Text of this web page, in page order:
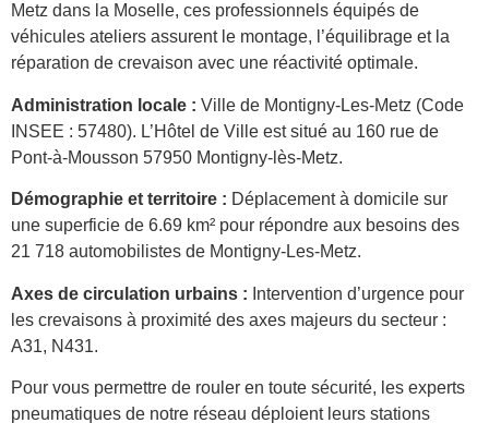
Metz dans la Moselle, ces professionnels équipés de
véhicules ateliers assurent le montage, l’équilibrage et la
réparation de crevaison avec une réactivité optimale.
Administration locale : Ville de Montigny-Les-Metz (Code
INSEE : 57480). L’Hôtel de Ville est situé au 160 rue de
Pont-à-Mousson 57950 Montigny-lès-Metz.
Démographie et territoire : Déplacement à domicile sur
une superficie de 6.69 km² pour répondre aux besoins des
21 718 automobilistes de Montigny-Les-Metz.
Axes de circulation urbains : Intervention d’urgence pour
les crevaisons à proximité des axes majeurs du secteur :
A31, N431.
Pour vous permettre de rouler en toute sécurité, les experts
pneumatiques de notre réseau déploient leurs stations